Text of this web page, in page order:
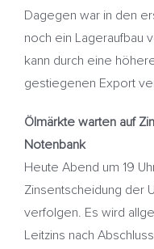
Dagegen war in den
noch ein Lageraufbau
kann durch eine
gestiegenen Export
Ölmärkte warten auf
Notenbank
Heute Abend um 19
Zinsentscheidung der
verfolgen. Es wird
Leitzins nach